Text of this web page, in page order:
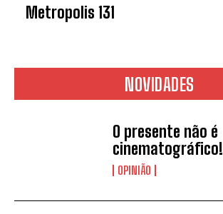
Metropolis 131
NOVIDADES
O presente não é
cinematográfico!
OPINIÃO